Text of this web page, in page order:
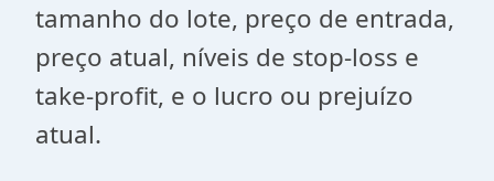
tamanho do lote, preço de entrada,
preço atual, níveis de stop-loss e
take-profit, e o lucro ou prejuízo
atual.